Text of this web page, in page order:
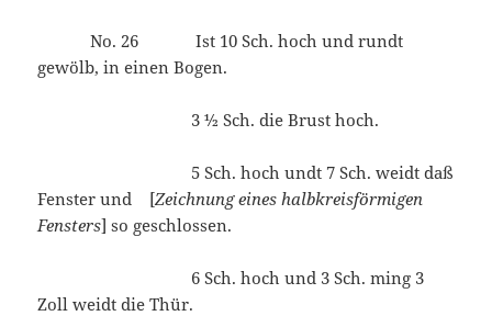
No. 26 Ist 10 Sch. hoch und rundt
gewölb, in einen Bogen.
3 ½ Sch. die Brust hoch.
5 Sch. hoch undt 7 Sch. weidt daß
Fenster und [Zeichnung eines halbkreisförmigen
Fensters] so geschlossen.
6 Sch. hoch und 3 Sch. ming 3
Zoll weidt die Thür.